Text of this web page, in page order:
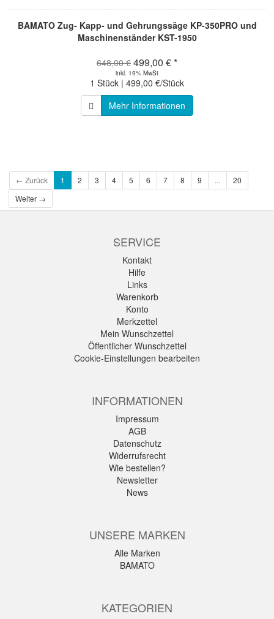
BAMATO Zug- Kapp- und Gehrungssäge KP-350PRO und
Maschinenständer KST-1950
648,00 € 499,00 € *
inkl. 19% MwSt
1 Stück | 499,00 €/Stück
Mehr Informationen
← Zurück 1 2 3 4 5 6 7 8 9 ...
20
Weiter →
SERVICE
Kontakt
Hilfe
Links
Warenkorb
Konto
Merkzettel
Mein Wunschzettel
Öffentlicher Wunschzettel
Cookie-Einstellungen bearbeiten
INFORMATIONEN
Impressum
AGB
Datenschutz
Widerrufsrecht
Wie bestellen?
Newsletter
News
UNSERE MARKEN
Alle Marken
BAMATO
KATEGORIEN